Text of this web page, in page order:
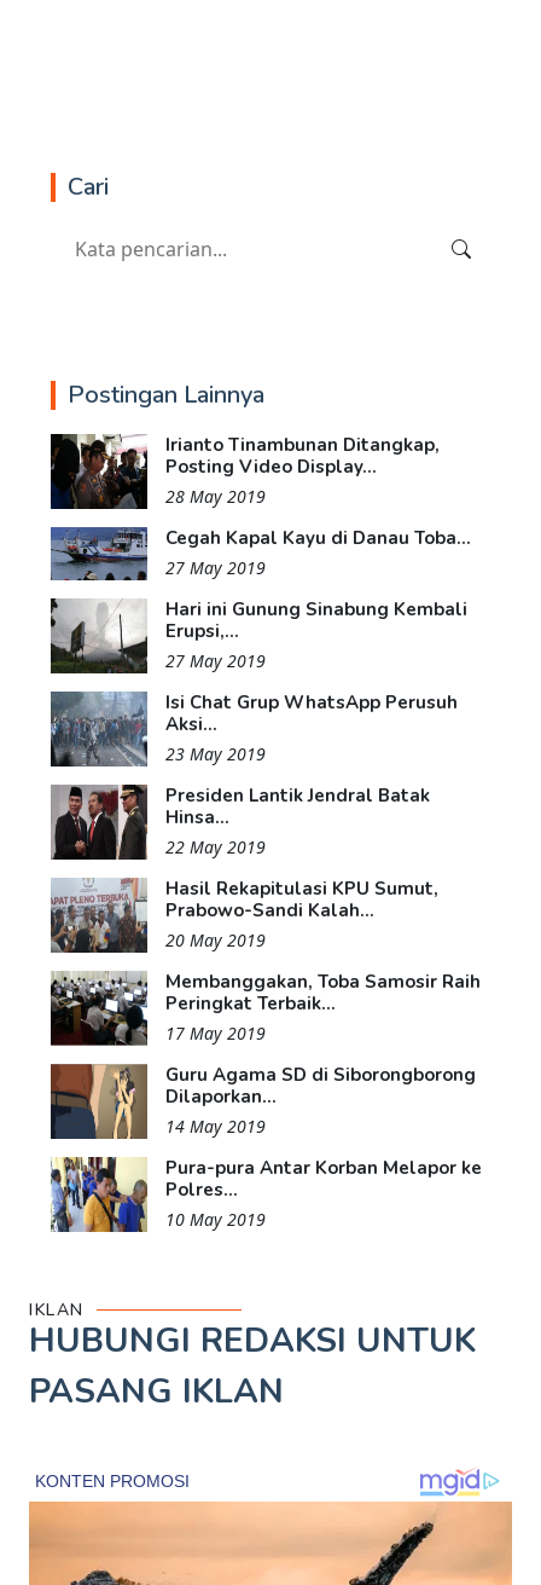
Cari
Postingan Lainnya
Irianto Tinambunan Ditangkap,
Posting Video Display...
28 May 2019
Cegah Kapal Kayu di Danau Toba...
27 May 2019
Hari ini Gunung Sinabung Kembali
Erupsi,...
27 May 2019
Isi Chat Grup WhatsApp Perusuh
Aksi...
23 May 2019
Presiden Lantik Jendral Batak
Hinsa...
22 May 2019
Hasil Rekapitulasi KPU Sumut,
Prabowo-Sandi Kalah...
20 May 2019
Membanggakan, Toba Samosir Raih
Peringkat Terbaik...
17 May 2019
Guru Agama SD di Siborongborong
Dilaporkan...
14 May 2019
Pura-pura Antar Korban Melapor ke
Polres...
10 May 2019
IKLAN
HUBUNGI REDAKSI UNTUK
PASANG IKLAN